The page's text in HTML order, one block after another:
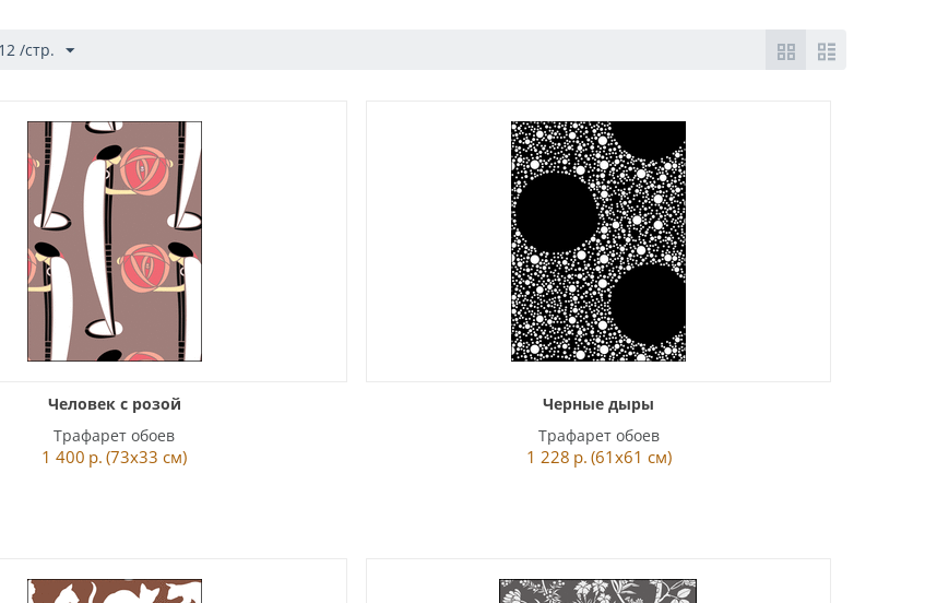
12 /стр.
Человек с розой
Трафарет обоев
1 400 р. (73x33 см)
Черные дыры
Трафарет обоев
1 228 р. (61x61 см)